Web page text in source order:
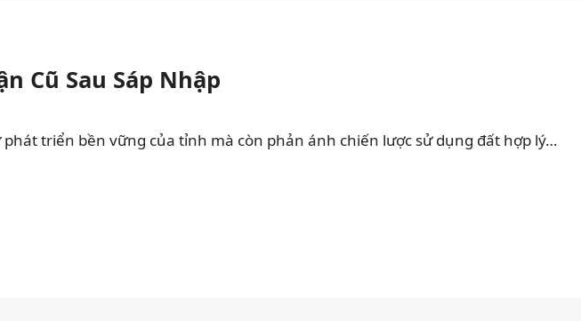
Cũ Sau Sáp Nhập
triển bền vững của tỉnh mà còn phản ánh chiến lược sử dụng đất hợp lý…